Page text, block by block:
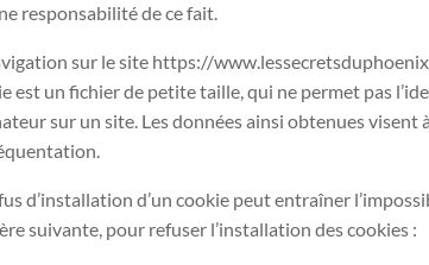
responsabilité de ce fait.
sur le site https://
est un fichier de petite taille, qui ne permet pas
sur un site. Les données ainsi obtenues
d’installation d’un cookie peut entraîner
suivante, pour refuser l’installation des cookies :